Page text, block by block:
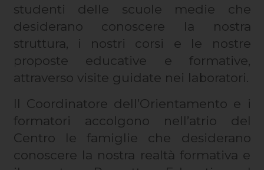
studenti delle scuole medie che
desiderano conoscere la nostra
struttura, i nostri corsi e le nostre
proposte educative e formative,
attraverso visite guidate nei laboratori.
Il Coordinatore dell’Orientamento e i
formatori accolgono nell’atrio del
Centro le famiglie che desiderano
conoscere la nostra realtà formativa e